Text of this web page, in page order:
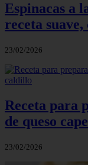
Espinacas a
receta
23/02/2026
Receta para
de queso
23/02/2026